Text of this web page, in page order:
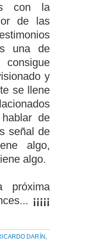
con la
de las
una de
y
se llene
de
señal de
algo,
algo.
próxima
¡¡¡¡¡
DARÍN ,